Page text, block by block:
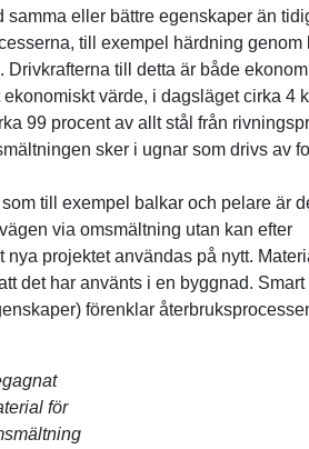
eller bättre egenskaper än
till exempel härdning genom
till detta är både
värde, i dagsläget cirka 4
99 procent av allt stål från
sker i ugnar som drivs av
till exempel balkar och pelare är
via omsmältning utan kan efter
projektet användas på nytt.
det har använts i en byggnad.
förenklar
för